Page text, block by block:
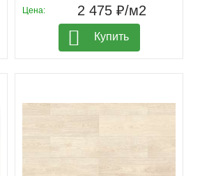
Цена: 2 475 ₽/м2
Купить